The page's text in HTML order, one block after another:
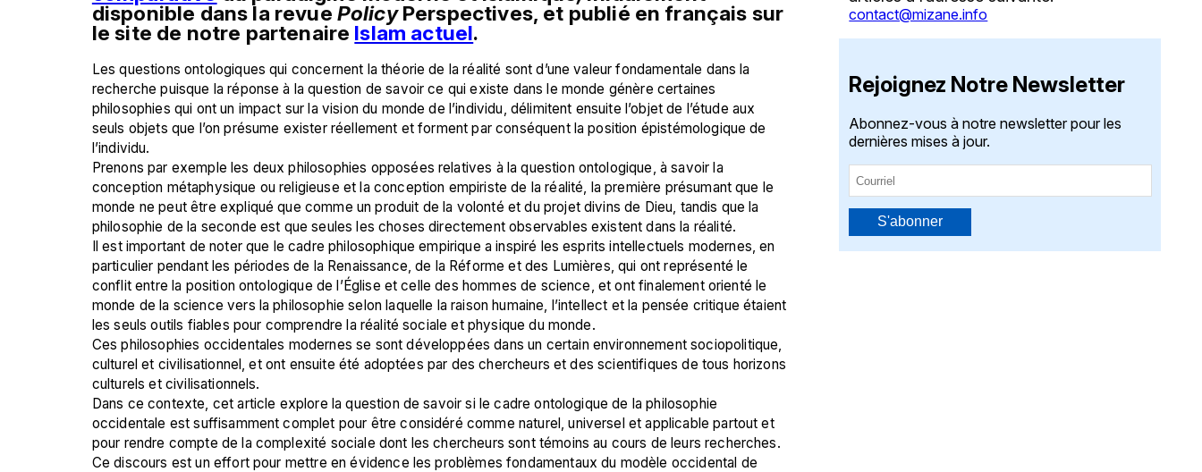
disponible dans la revue Policy Perspectives, et publié en français sur
le site de notre partenaire Islam actuel.
Les questions ontologiques qui concernent la théorie de la réalité sont d’une valeur fondamentale dans la
recherche puisque la réponse à la question de savoir ce qui existe dans le monde génère certaines
philosophies qui ont un impact sur la vision du monde de l’individu, délimitent ensuite l’objet de l’étude aux
seuls objets que l’on présume exister réellement et forment par conséquent la position épistémologique de
l’individu.
Prenons par exemple les deux philosophies opposées relatives à la question ontologique, à savoir la
conception métaphysique ou religieuse et la conception empiriste de la réalité, la première présumant que le
monde ne peut être expliqué que comme un produit de la volonté et du projet divins de Dieu, tandis que la
philosophie de la seconde est que seules les choses directement observables existent dans la réalité.
Il est important de noter que le cadre philosophique empirique a inspiré les esprits intellectuels modernes, en
particulier pendant les périodes de la Renaissance, de la Réforme et des Lumières, qui ont représenté le
conflit entre la position ontologique de l’Église et celle des hommes de science, et ont finalement orienté le
monde de la science vers la philosophie selon laquelle la raison humaine, l’intellect et la pensée critique étaient
les seuls outils fiables pour comprendre la réalité sociale et physique du monde.
Ces philosophies occidentales modernes se sont développées dans un certain environnement sociopolitique,
culturel et civilisationnel, et ont ensuite été adoptées par des chercheurs et des scientifiques de tous horizons
culturels et civilisationnels.
Dans ce contexte, cet article explore la question de savoir si le cadre ontologique de la philosophie
occidentale est suffisamment complet pour être considéré comme naturel, universel et applicable partout et
pour rendre compte de la complexité sociale dont les chercheurs sont témoins au cours de leurs recherches.
Ce discours est un effort pour mettre en évidence les problèmes fondamentaux du modèle occidental de
contact@mizane.info
Rejoignez Notre Newsletter
Abonnez-vous à notre newsletter pour les
dernières mises à jour.
S'abonner